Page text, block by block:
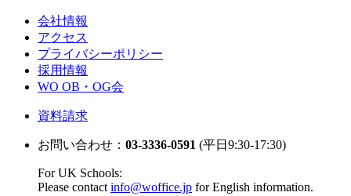
会社情報
アクセス
プライバシーポリシー
採用情報
WO OB・OG会
資料請求
お問い合わせ： 03-3336-0591 (平日9:30-17:30)
For UK Schools:
Please contact info@woffice.jp for English information.